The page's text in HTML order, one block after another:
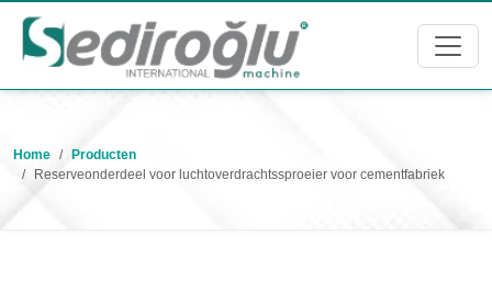
Home
Producten
Reserveonderdeel voor luchtoverdrachtssproeier voor cementfabriek